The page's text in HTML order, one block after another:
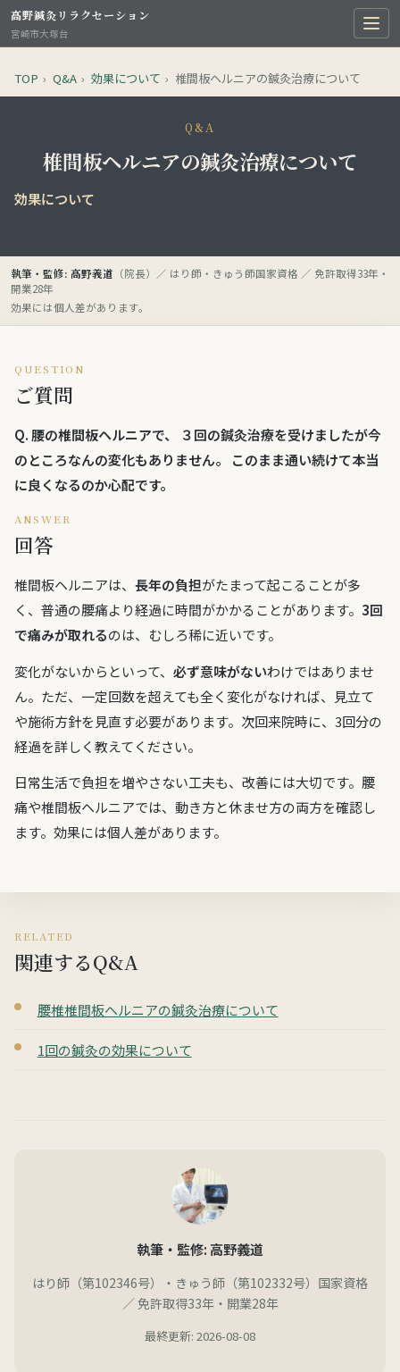
高野鍼灸リラクセーション
宮崎市大塚台
TOP › Q&A › 効果について › 椎間板ヘルニアの鍼灸治療について
Q&A
椎間板ヘルニアの鍼灸治療について
効果について
執筆・監修: 高野義道 （院長）／ はり師・きゅう師国家資格 ／ 免許取得33年・
開業28年
効果には個人差があります。
QUESTION
ご質問
Q. 腰の椎間板ヘルニアで、 ３回の鍼灸治療を受けましたが今
のところなんの変化もありません。 このまま通い続けて本当
に良くなるのか心配です。
ANSWER
回答
椎間板ヘルニアは、 長年の負担がたまって起こることが多
く、普通の腰痛より経過に時間がかかることがあります。 3回
で痛みが取れるのは、むしろ稀に近いです。
変化がないからといって、 必ず意味がないわけではありませ
ん。ただ、一定回数を超えても全く変化がなければ、見立て
や施術方針を見直す必要があります。次回来院時に、3回分の
経過を詳しく教えてください。
日常生活で負担を増やさない工夫も、改善には大切です。腰
痛や椎間板ヘルニアでは、動き方と休ませ方の両方を確認し
ます。効果には個人差があります。
RELATED
関連するQ&A
腰椎椎間板ヘルニアの鍼灸治療について
1回の鍼灸の効果について
執筆・監修: 高野義道
はり師（第102346号）・きゅう師（第102332号）国家資格
／ 免許取得33年・開業28年
最終更新: 2026-08-08